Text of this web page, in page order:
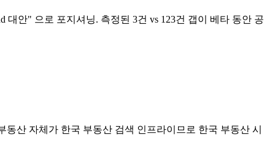
대안" 으로 포지셔닝. 측정된 3건 vs 123건 갭이 베타 동안 공
산 자체가 한국 부동산 검색 인프라이므로 한국 부동산 시